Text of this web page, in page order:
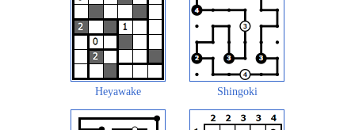
Heyawake Shingoki